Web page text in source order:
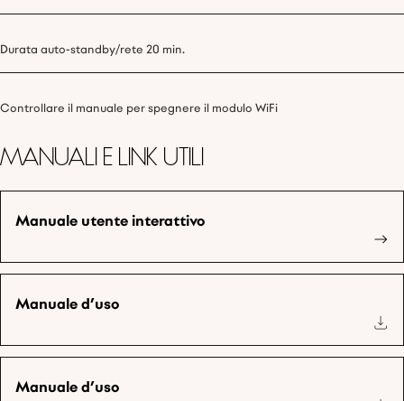
Durata auto-standby/rete 20 min.
Controllare il manuale per spegnere il modulo WiFi
Manuali e link utili
Manuale utente interattivo
Manuale d’uso
Manuale d’uso